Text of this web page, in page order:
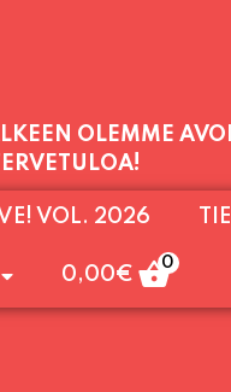
OLEMME
VOL. 2026
0,00 €
0